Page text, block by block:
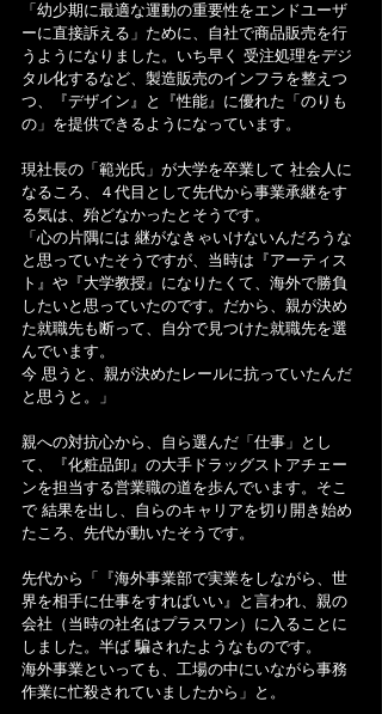
「幼少期に最適な運動の重要性をエンドユーザ
ーに直接訴える」ために、自社で商品販売を行
うようになりました。いち早く 受注処理をデジ
タル化するなど、製造販売のインフラを整えつ
つ、『デザイン』と『性能』に優れた「のりも
の」を提供できるようになっています。
現社長の「範光氏」が大学を卒業して 社会人に
なるころ、４代目として先代から事業承継をす
る気は、殆どなかったとそうです。
「心の片隅には 継がなきゃいけないんだろうな
と思っていたそうですが、当時は『アーティス
ト』や『大学教授』になりたくて、海外で勝負
したいと思っていたのです。だから、親が決め
た就職先も断って、自分で見つけた就職先を選
んでいます。
今 思うと、親が決めたレールに抗っていたんだ
と思うと。」
親への対抗心から、自ら選んだ「仕事」とし
て、『化粧品卸』の大手ドラッグストアチェー
ンを担当する営業職の道を歩んでいます。そこ
で 結果を出し、自らのキャリアを切り開き始め
たころ、先代が動いたそうです。
先代から「『海外事業部で実業をしながら、世
界を相手に仕事をすればいい』と言われ、親の
会社（当時の社名はプラスワン）に入ることに
しました。半ば 騙されたようなものです。
海外事業といっても、工場の中にいながら事務
作業に忙殺されていましたから」と。